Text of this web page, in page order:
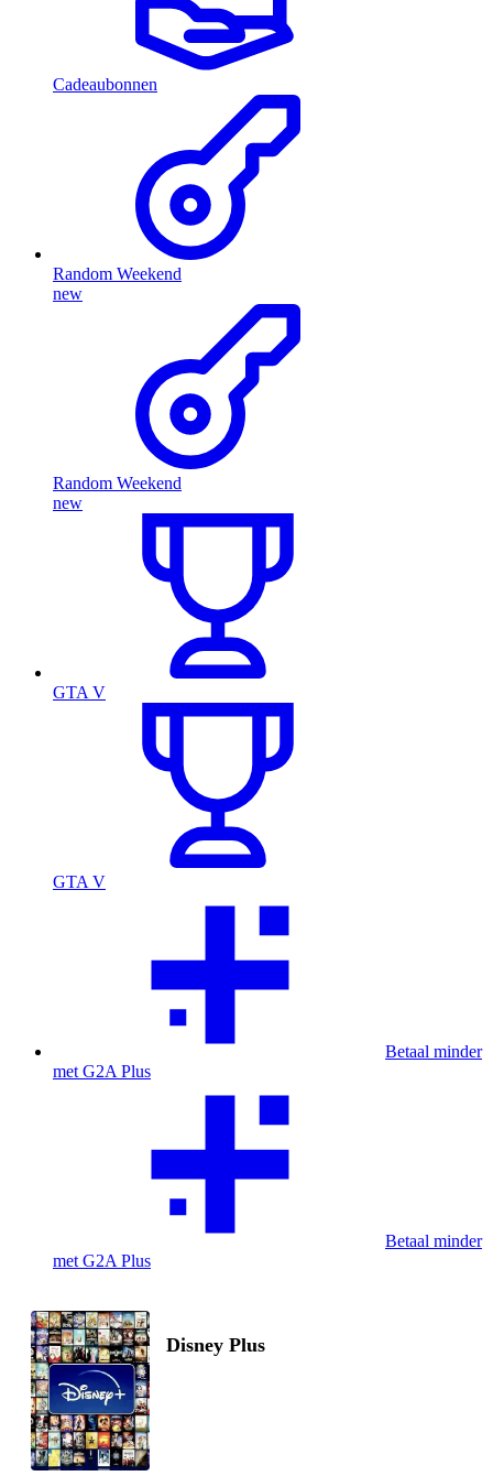
Cadeaubonnen
Random Weekend
new
Random Weekend
new
GTA V
GTA V
Betaal minder
met G2A Plus
Betaal minder
met G2A Plus
Disney Plus